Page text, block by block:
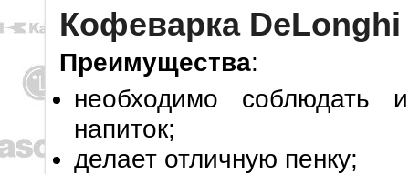
Кофеварка
Преимущества:
необходимо соблюдать
напиток;
делает отличную пенку;